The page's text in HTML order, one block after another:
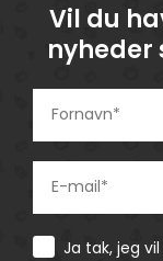
Vil du
nyheder
Consent
Ja tak, jeg